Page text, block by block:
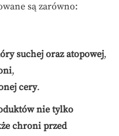
są zarówno:
suchej oraz atopowej,
,
cery.
nie tylko
chroni przed